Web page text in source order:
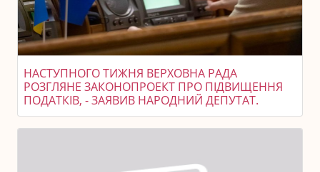
НАСТУПНОГО ТИЖНЯ ВЕРХОВНА РАДА
РОЗГЛЯНЕ ЗАКОНОПРОЕКТ ПРО ПІДВИЩЕННЯ
ПОДАТКІВ, - ЗАЯВИВ НАРОДНИЙ ДЕПУТАТ.